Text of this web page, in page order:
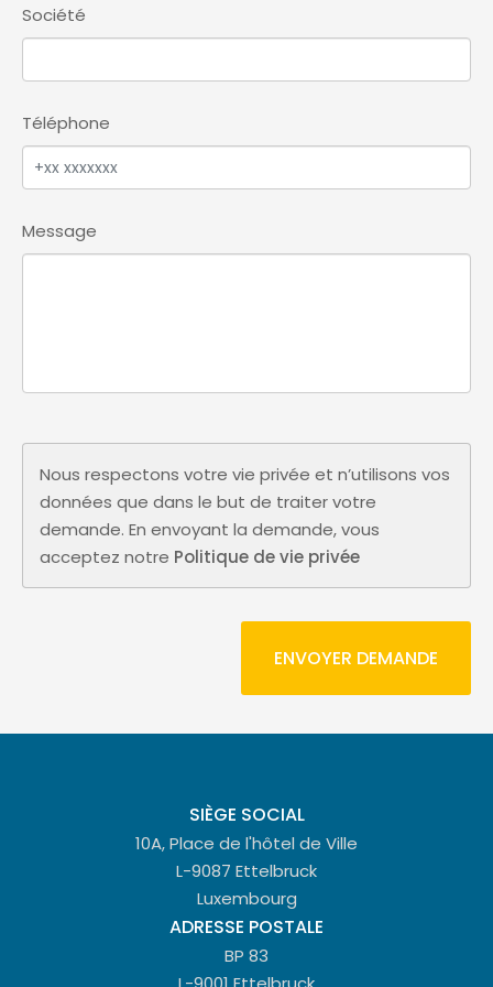
Société
Téléphone
Message
Nous respectons votre vie privée et n’utilisons vos
données que dans le but de traiter votre
demande. En envoyant la demande, vous
acceptez notre Politique de vie privée
SIÈGE SOCIAL
10A, Place de l'hôtel de Ville
L-9087 Ettelbruck
Luxembourg
ADRESSE POSTALE
BP 83